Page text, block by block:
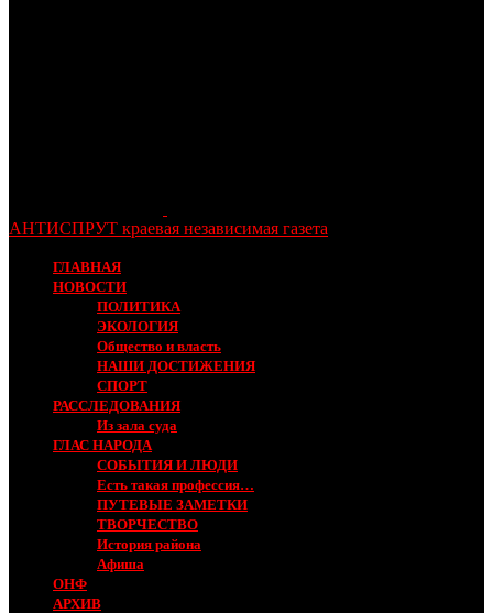
АНТИСПРУТ краевая независимая газета
ГЛАВНАЯ
НОВОСТИ
ПОЛИТИКА
ЭКОЛОГИЯ
Общество и власть
НАШИ ДОСТИЖЕНИЯ
СПОРТ
РАССЛЕДОВАНИЯ
Из зала суда
ГЛАС НАРОДА
СОБЫТИЯ И ЛЮДИ
Есть такая профессия…
ПУТЕВЫЕ ЗАМЕТКИ
ТВОРЧЕСТВО
История района
Афиша
ОНФ
АРХИВ